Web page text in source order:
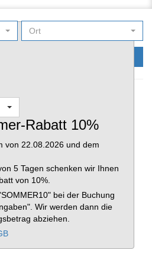
Ort
Rabatt 10%
von 22.08.2026 und dem
5 Tagen schenken wir Ihnen
von 10%.
bei der Buchung
Wir werden dann die
abziehen.